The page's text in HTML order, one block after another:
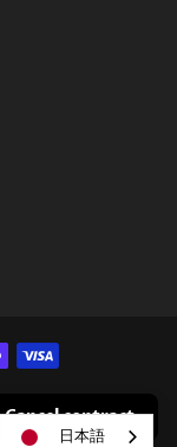
Cancel contract
日本語